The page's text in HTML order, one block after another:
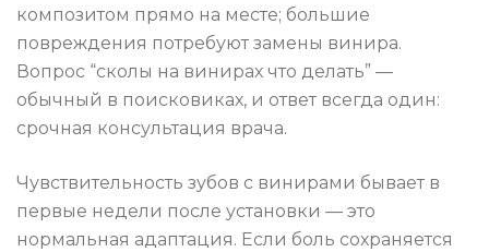
композитом прямо на месте; большие
повреждения потребуют замены винира.
Вопрос “сколы на винирах что делать” —
обычный в поисковиках, и ответ всегда один:
срочная консультация врача.
Чувствительность зубов с винирами бывает в
первые недели после установки — это
нормальная адаптация. Если боль сохраняется